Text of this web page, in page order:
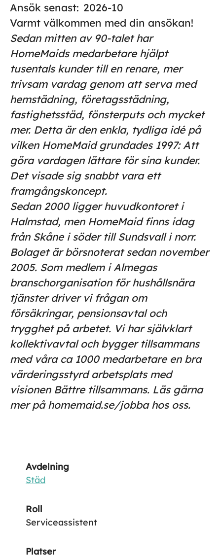
Ansök senast: 2026-10
Varmt välkommen med din ansökan!
Sedan mitten av 90-talet har
HomeMaids medarbetare hjälpt
tusentals kunder till en renare, mer
trivsam vardag genom att serva med
hemstädning, företagsstädning,
fastighetsstäd, fönsterputs och mycket
mer. Detta är den enkla, tydliga idé på
vilken HomeMaid grundades 1997: Att
göra vardagen lättare för sina kunder.
Det visade sig snabbt vara ett
framgångskoncept.
Sedan 2000 ligger huvudkontoret i
Halmstad, men HomeMaid finns idag
från Skåne i söder till Sundsvall i norr.
Bolaget är börsnoterat sedan november
2005. Som medlem i Almegas
branschorganisation för hushållsnära
tjänster driver vi frågan om
försäkringar, pensionsavtal och
trygghet på arbetet. Vi har självklart
kollektivavtal och bygger tillsammans
med våra ca 1000 medarbetare en bra
värderingsstyrd arbetsplats med
visionen Bättre tillsammans. Läs gärna
mer på homemaid.se/jobba hos oss.
Avdelning
Städ
Roll
Serviceassistent
Platser